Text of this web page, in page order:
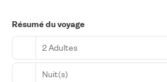
Résumé du voyage
2 Adultes
Nuit(s)